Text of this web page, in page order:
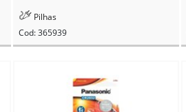
Pilhas
Cod: 365939